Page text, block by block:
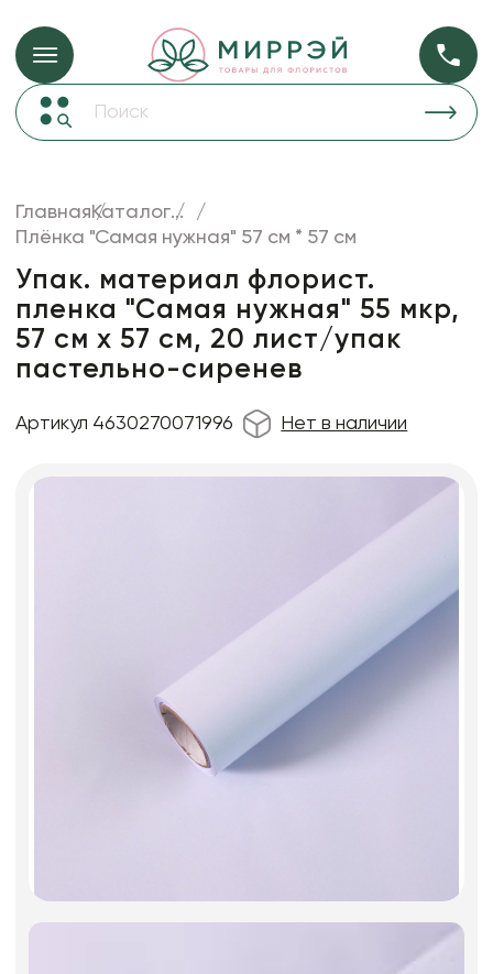
Упаковка для цветов и подарков Упаковка для
прозрачная
Коробки для цветов
Декор для дома
Лента
Товары для флористов
Искусственные цветы и растения
ГлавнаяКаталог...
Плёнка "Самая нужная" 57 см * 57 см
Упак. материал флорист.
пленка "Самая нужная" 55 мкр,
57 см х 57 см, 20 лист/упак
пастельно-сиренев
Артикул 4630270071996 Нет в наличии